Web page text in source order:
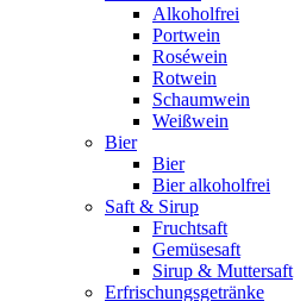
Alkoholfrei
Portwein
Roséwein
Rotwein
Schaumwein
Weißwein
Bier
Bier
Bier alkoholfrei
Saft & Sirup
Fruchtsaft
Gemüsesaft
Sirup & Muttersaft
Erfrischungsgetränke